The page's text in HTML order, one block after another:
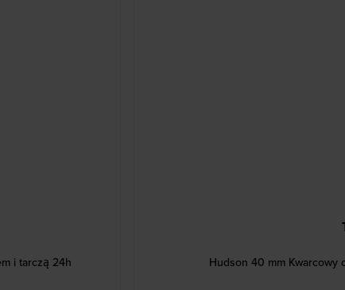
i tarczą 24h
Hudson 40 mm Kwarcowy